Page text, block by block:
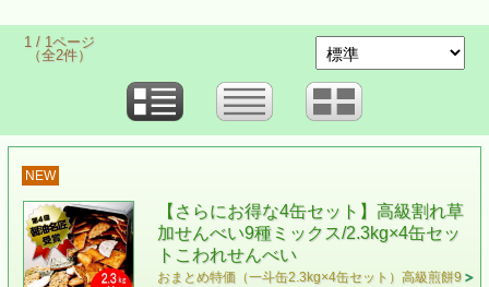
1 / 1ページ
（全2件）
NEW
【さらにお得な4缶セット】高級割れ草
加せんべい9種ミックス/2.3kg×4缶セッ
トこわれせんべい
おまとめ特価（一斗缶2.3kg×4缶セット）高級煎餅9